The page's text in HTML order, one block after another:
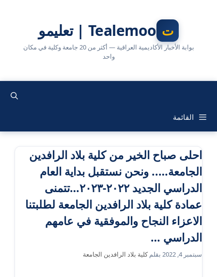
Tealemoo | تعليمو
بوابة الأخبار الأكاديمية العراقية — أكثر من 20 جامعة وكلية في مكان
واحد
القائمة
احلى صباح الخير من كلية بلاد الرافدين
الجامعة….. ونحن نستقبل بداية العام
الدراسي الجديد ٢٠٢٢-٢٠٢٣…تتمنى
عمادة كلية بلاد الرافدين الجامعة لطلبتنا
الاعزاء النجاح والموفقية في عامهم
الدراسي …
سبتمبر 4, 2022 بقلمكلية بلاد الرافدين الجامعة